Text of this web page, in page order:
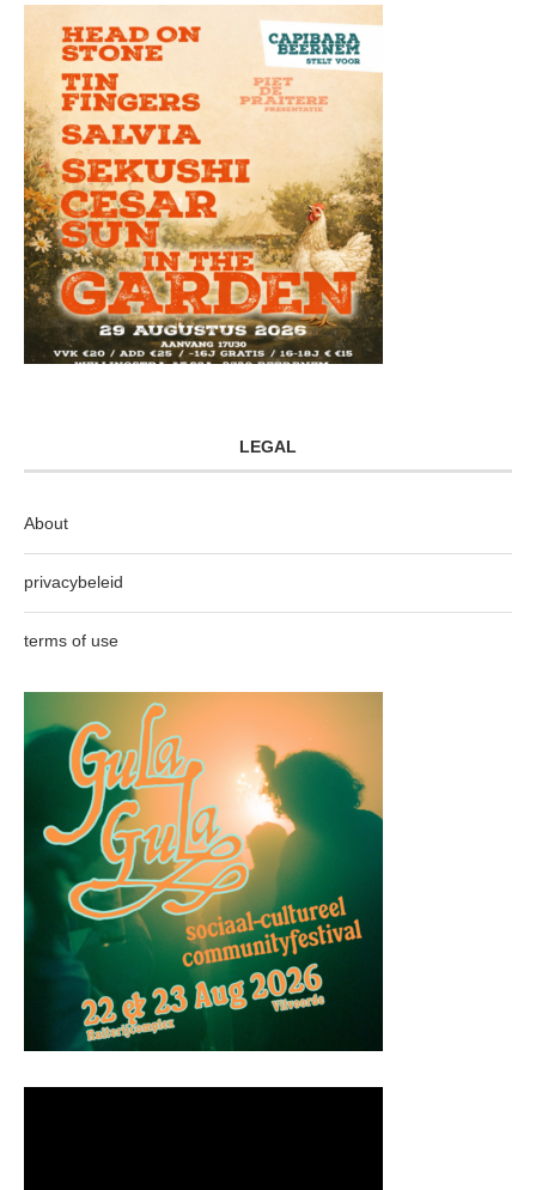
LEGAL
About
privacybeleid
terms of use